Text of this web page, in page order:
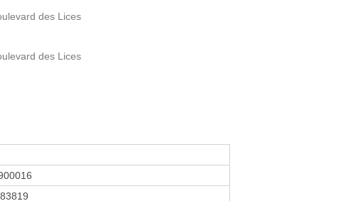
des Lices
des Lices